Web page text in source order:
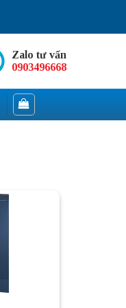
Zalo tư vấn
0903496668